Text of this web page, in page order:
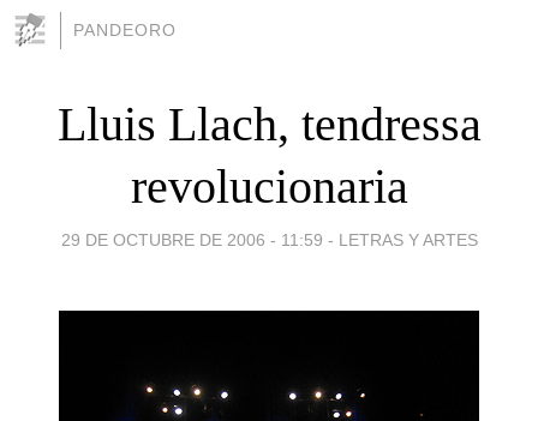
PANDEORO
Lluis Llach, tendressa
revolucionaria
29 DE OCTUBRE DE 2006 - 11:59 - LETRAS Y ARTES